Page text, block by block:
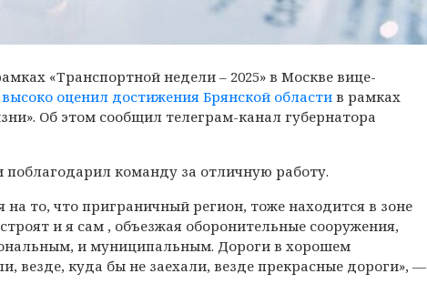
«Транспортной недели – 2025» в Москве вице-
высоко оценил достижения Брянской области в рамках
Об этом сообщил телеграм-канал губернатора
команду за отличную работу.
то, что приграничный регион, тоже находится в зоне
и я сам , объезжая оборонительные сооружения,
и муниципальным. Дороги в хорошем
везде, куда бы не заехали, везде прекрасные дороги», —